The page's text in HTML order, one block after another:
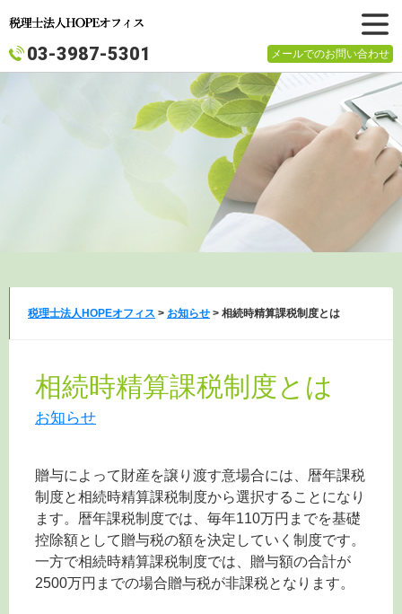
メニュ
ー
03-3987-5301 メールでのお問い合わせ
税理士法人HOPEオフィス > お知らせ > 相続時精算課税制度とは
相続時精算課税制度とは
お知らせ
贈与によって財産を譲り渡す意場合には、暦年課税
制度と相続時精算課税制度から選択することになり
ます。暦年課税制度では、毎年110万円までを基礎
控除額として贈与税の額を決定していく制度です。
一方で相続時精算課税制度では、贈与額の合計が
2500万円までの場合贈与税が非課税となります。